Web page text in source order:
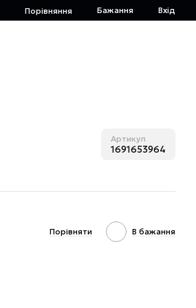
Порівняння Бажання Вхід
Артикул
1691653964
Порівняти В бажання